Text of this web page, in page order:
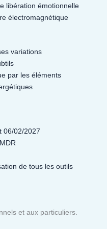
libération émotionnelle
électromagnétique
variations
par les éléments
06/02/2027
de tous les outils
et aux particuliers.